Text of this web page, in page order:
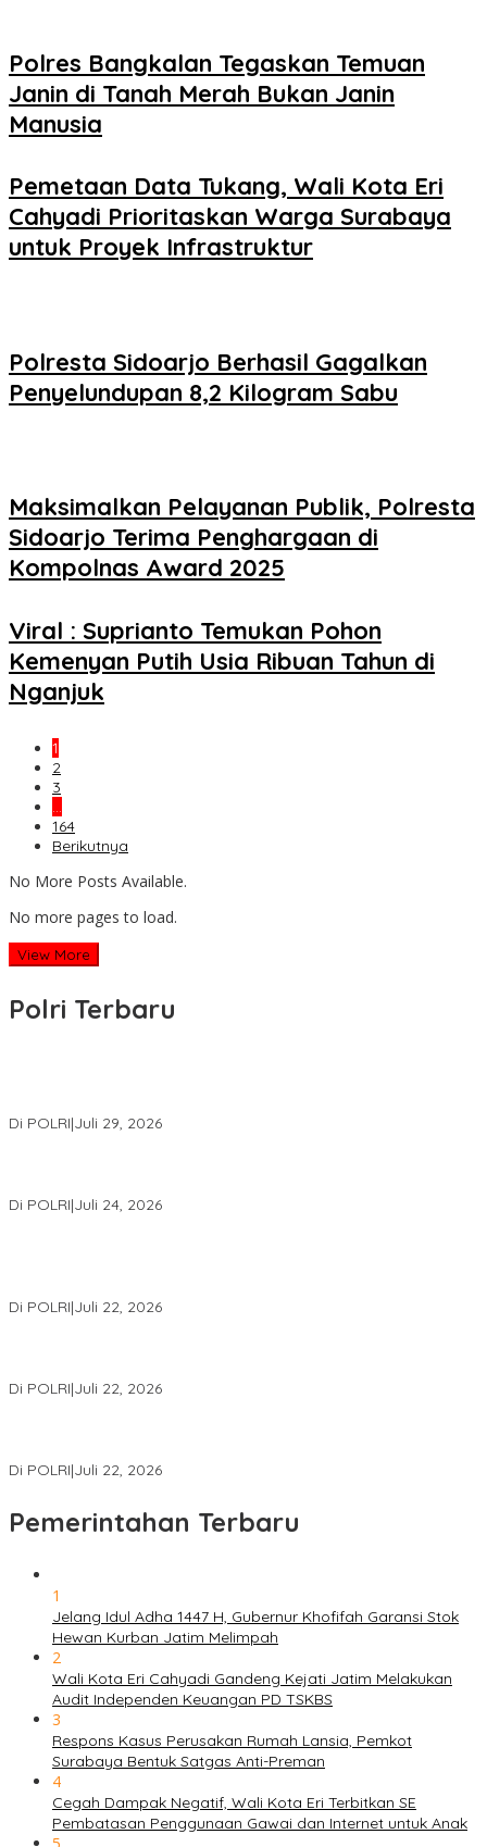
Polres Bangkalan Tegaskan Temuan
Janin di Tanah Merah Bukan Janin
Manusia
Pemetaan Data Tukang, Wali Kota Eri
Cahyadi Prioritaskan Warga Surabaya
untuk Proyek Infrastruktur
Polresta Sidoarjo Berhasil Gagalkan
Penyelundupan 8,2 Kilogram Sabu
Maksimalkan Pelayanan Publik, Polresta
Sidoarjo Terima Penghargaan di
Kompolnas Award 2025
Viral : Suprianto Temukan Pohon
Kemenyan Putih Usia Ribuan Tahun di
Nganjuk
1
2
3
…
164
Berikutnya
No More Posts Available.
No more pages to load.
View More
Polri Terbaru
Di POLRI|Juli 29, 2026
Di POLRI|Juli 24, 2026
Di POLRI|Juli 22, 2026
Di POLRI|Juli 22, 2026
Di POLRI|Juli 22, 2026
Pemerintahan Terbaru
1
Jelang Idul Adha 1447 H, Gubernur Khofifah Garansi Stok
Hewan Kurban Jatim Melimpah
2
Wali Kota Eri Cahyadi Gandeng Kejati Jatim Melakukan
Audit Independen Keuangan PD TSKBS
3
Respons Kasus Perusakan Rumah Lansia, Pemkot
Surabaya Bentuk Satgas Anti-Preman
4
Cegah Dampak Negatif, Wali Kota Eri Terbitkan SE
Pembatasan Penggunaan Gawai dan Internet untuk Anak